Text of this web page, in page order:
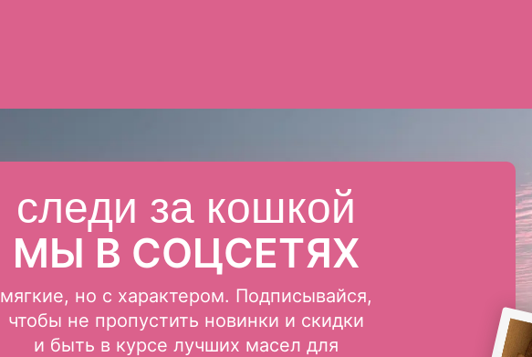
следи за кошкой
МЫ В СОЦСЕТЯХ
мягкие, но с характером. Подписывайся,
чтобы не пропустить новинки и скидки
и быть в курсе лучших масел для